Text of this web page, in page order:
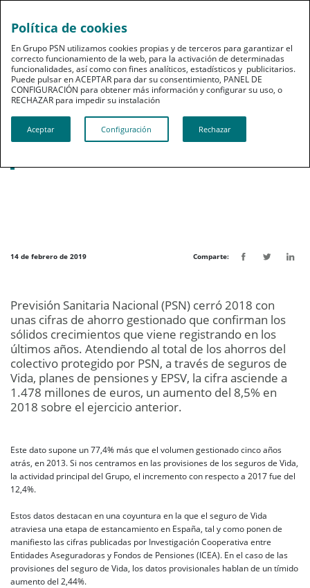
Noticias destacadas
El ahorro gestionado por PSN cerró 2018
14 de febrero de 2019 Comparte:
Previsión Sanitaria Nacional (PSN) cerró 2018 con
unas cifras de ahorro gestionado que confirman los
sólidos crecimientos que viene registrando en los
últimos años. Atendiendo al total de los ahorros del
colectivo protegido por PSN, a través de seguros de
Vida, planes de pensiones y EPSV, la cifra asciende a
1.478 millones de euros, un aumento del 8,5% en
2018 sobre el ejercicio anterior.
Este dato supone un 77,4% más que el volumen gestionado cinco años
atrás, en 2013. Si nos centramos en las provisiones de los seguros de Vida,
la actividad principal del Grupo, el incremento con respecto a 2017 fue del
12,4%.
Estos datos destacan en una coyuntura en la que el seguro de Vida
atraviesa una etapa de estancamiento en España, tal y como ponen de
manifiesto las cifras publicadas por Investigación Cooperativa entre
Entidades Aseguradoras y Fondos de Pensiones (ICEA). En el caso de las
provisiones del seguro de Vida, los datos provisionales hablan de un tímido
aumento del 2,44%.
Política de cookies
En Grupo PSN utilizamos cookies propias y de terceros para garantizar el
correcto funcionamiento de la web, para la activación de determinadas
funcionalidades, así como con fines analíticos, estadísticos y publicitarios.
Puede pulsar en ACEPTAR para dar su consentimiento, PANEL DE
CONFIGURACIÓN para obtener más información y configurar su uso, o
RECHAZAR para impedir su instalación​​​​​​​
Aceptar Configuración Rechazar